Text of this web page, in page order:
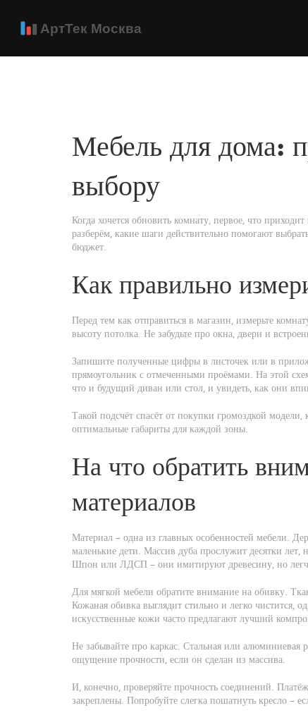
Мебель для дома:
выбору
Когда хочется обновить комнату, первое, что
разберём, какие шаги действительно помогают
бюджет.
Как правильно
Перед тем как отправиться в магазин, измерьте
высоту потолка. Не забудьте про окна, двери и
Запишите полученные цифры в листочек или в
прямоугольник с отмеченными проёмами. На этой
что и будущий диван или стол, и увидеть, как они
Такой подсчёт спасёт от покупки громоздкой модели,
оптимальные габариты для каждой зоны.
На что обратить
материалов
Материал – одна из главных особенностей мебели.
маленькие дети. Массив дуба прослужит десятки
Шпон или ЛДСП – они имитируют древесину, но
Для мягкой мебели обратите внимание на обивку.
Кожаная обивка выглядит стильно и легко чистится,
искусственные кожи часто предлагают лучший
Не забывайте про каркас. Стальная или алюминиевая
ощущение прочности, если он сделан из массива.
И, конечно, проверяйте прочность соединений.
закреплены. Попробуйте слегка пошатнуть кресло –